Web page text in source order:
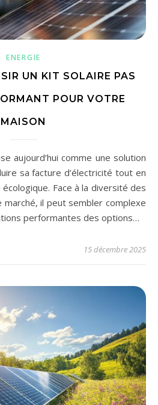
ENERGIE
UN KIT SOLAIRE PAS
POUR VOTRE
MAISON
sa facture d’électricité tout en
Face à la diversité des
il peut sembler complexe
performantes des options…
15 décembre 2025